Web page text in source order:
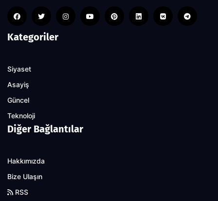
Kategoriler
Siyaset
Asayiş
Güncel
Teknoloji
Diğer Bağlantılar
Hakkımızda
Bize Ulaşın
RSS